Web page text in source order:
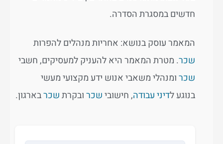
חדשים במסגרת הסדרה.
המאמר עוסק בנושא: אחריות מנהלים להפרות
שכר. מטרת המאמר היא להעניק למעסיקים, חשבי
שכרומנהלי משאבי אנוש ידע מקצועי מעשי
בנוגע לדיני עבודה, חישובישכרובקרתשכרבארגון.